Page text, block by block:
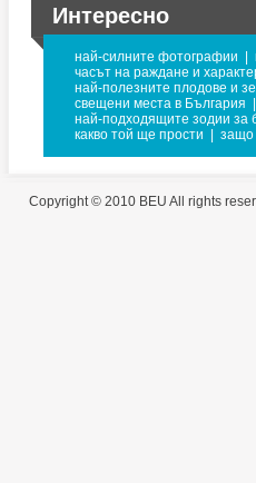
Интересно
най-силните фотографии
часът на раждане и
най-полезните плодове и
свещени места в България
най-подходящите зодии за
какво той ще прости
защо
Copyright © 2010 BEU All rights